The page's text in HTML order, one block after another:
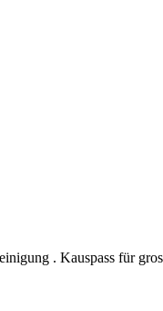
. Kauspass für